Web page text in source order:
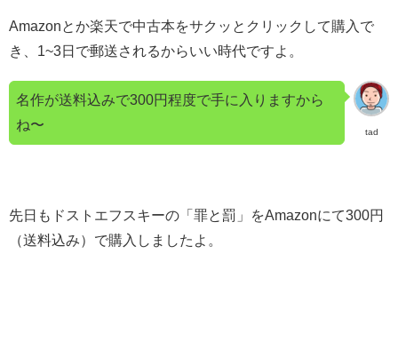
Amazonとか楽天で中古本をサクッとクリックして購入で
き、1~3日で郵送されるからいい時代ですよ。
tad
名作が送料込みで300円程度で手に入りますから
ね〜
先日もドストエフスキーの「罪と罰」をAmazonにて300円
（送料込み）で購入しましたよ。